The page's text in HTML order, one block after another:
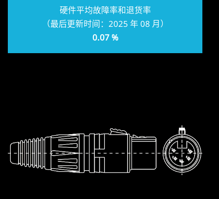
硬件平均故障率和退货率
（最后更新时间：2025 年 08 月）
0.07 %